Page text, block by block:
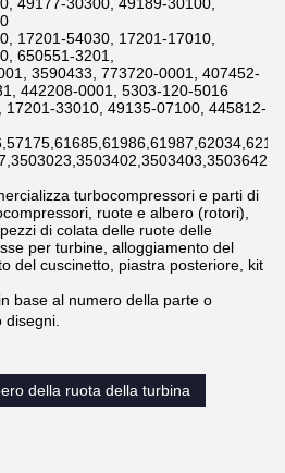
17201-54030, 17201-17010,
650551-3201,
3590433, 773720-0001, 407452-
442208-0001, 5303-120-5016
33010, 49135-07100, 445812-
turbocompressori e parti di
ruote e albero (rotori),
di colata delle ruote delle
per turbine, alloggiamento del
del cuscinetto, piastra posteriore, kit
base al numero della parte o
della ruota della turbina